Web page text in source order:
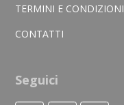
TERMINI E CONDIZIONI
CONTATTI
Seguici